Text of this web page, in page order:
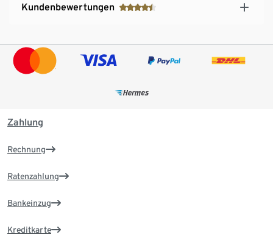
Kundenbewertungen
Zahlung
Rechnung
Ratenzahlung
Bankeinzug
Kreditkarte